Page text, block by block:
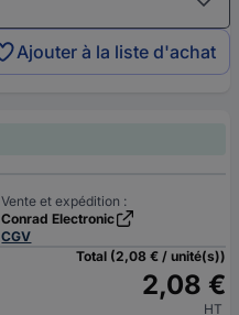
Ajouter à la liste d'achat
Vente et expédition :
Conrad Electronic
CGV
Total (2,08 € / unité(s))
2,08 €
HT